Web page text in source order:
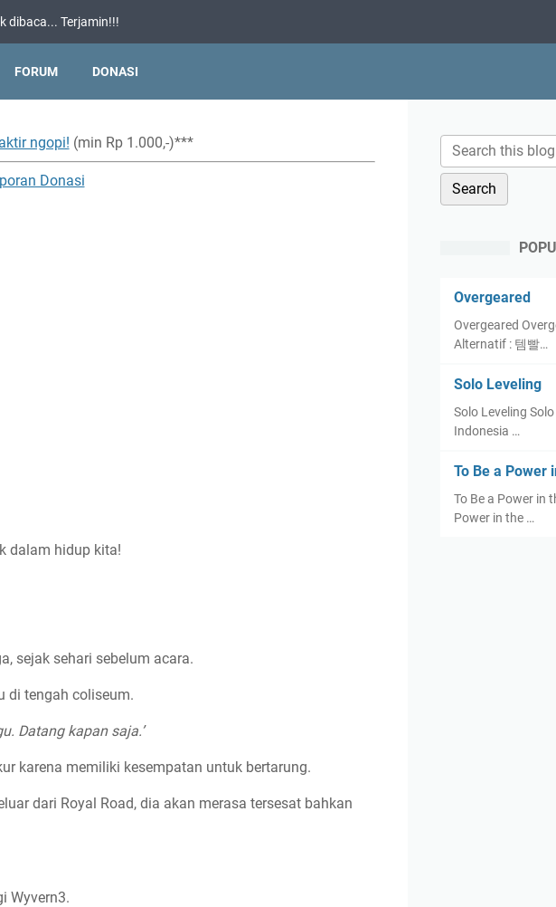
dibaca... Terjamin!!!
FORUM DONASI
ngopi! (min Rp 1.000,-)***
Donasi
dalam hidup kita!
sejak sehari sebelum acara.
di tengah coliseum.
Datang kapan saja.’
karena memiliki kesempatan untuk bertarung.
dari Royal Road, dia akan merasa tersesat bahkan
Wyvern3.
Overgeared
Overgeared
Alternatif : 템빨…
Solo Leveling
Solo Leveling
Indonesia …
To Be a Power
To Be a Power in
Power in the …